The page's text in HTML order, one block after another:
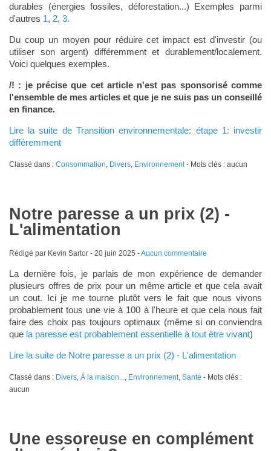
durables (énergies fossiles, déforestation...) Exemples parmi
d'autres 1, 2, 3.
Du coup un moyen pour réduire cet impact est d'investir (ou
utiliser son argent) différemment et durablement/localement.
Voici quelques exemples.
/! : je précise que cet article n'est pas sponsorisé comme
l'ensemble de mes articles et que je ne suis pas un conseillé
en finance.
Lire la suite de Transition environnementale: étape 1: investir
différemment
Classé dans : Consommation Divers, Environnement- Mots clés : aucun
Notre paresse a un prix (2) -
L'alimentation
Rédigé par Kevin Sartor - 20 juin 2025 -Aucun commentaire
La dernière fois, je parlais de mon expérience de demander
plusieurs offres de prix pour un même article et que cela avait
un cout. Ici je me tourne plutôt vers le fait que nous vivons
probablement tous une vie à 100 à l'heure et que cela nous fait
faire des choix pas toujours optimaux (même si on conviendra
que la paresse est probablement essentielle à tout être vivant)
Lire la suite de Notre paresse a un prix (2) - L'alimentation
Classé dans : Divers, Á la maison... Environnement, Santé - Mots clés :
aucun
Une essoreuse en complément